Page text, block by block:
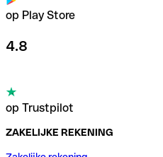
op Play Store
4.8
op Trustpilot
ZAKELIJKE REKENING